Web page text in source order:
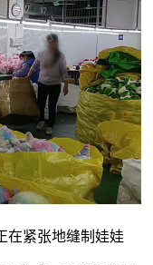
在紧张地缝制娃娃